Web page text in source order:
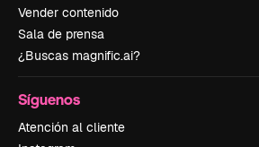
Vender contenido
Sala de prensa
¿Buscas magnific.ai?
Síguenos
Atención al cliente